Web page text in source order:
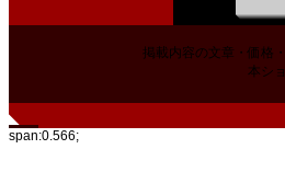
掲載内容の文章・価格
本シ
span:0.566;